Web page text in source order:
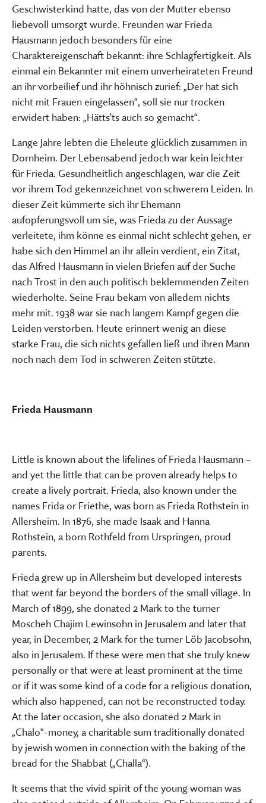
Geschwisterkind hatte, das von der Mutter ebenso
liebevoll umsorgt wurde. Freunden war Frieda
Hausmann jedoch besonders für eine
Charaktereigenschaft bekannt: ihre Schlagfertigkeit. Als
einmal ein Bekannter mit einem unverheirateten Freund
an ihr vorbeilief und ihr höhnisch zurief: „Der hat sich
nicht mit Frauen eingelassen“, soll sie nur trocken
erwidert haben: „Hätts’ts auch so gemacht“.
Lange Jahre lebten die Eheleute glücklich zusammen in
Dornheim. Der Lebensabend jedoch war kein leichter
für Frieda. Gesundheitlich angeschlagen, war die Zeit
vor ihrem Tod gekennzeichnet von schwerem Leiden. In
dieser Zeit kümmerte sich ihr Ehemann
aufopferungsvoll um sie, was Frieda zu der Aussage
verleitete, ihm könne es einmal nicht schlecht gehen, er
habe sich den Himmel an ihr allein verdient, ein Zitat,
das Alfred Hausmann in vielen Briefen auf der Suche
nach Trost in den auch politisch beklemmenden Zeiten
wiederholte. Seine Frau bekam von alledem nichts
mehr mit. 1938 war sie nach langem Kampf gegen die
Leiden verstorben. Heute erinnert wenig an diese
starke Frau, die sich nichts gefallen ließ und ihren Mann
noch nach dem Tod in schweren Zeiten stützte.
Frieda Hausmann
Little is known about the lifelines of Frieda Hausmann –
and yet the little that can be proven already helps to
create a lively portrait. Frieda, also known under the
names Frida or Friethe, was born as Frieda Rothstein in
Allersheim. In 1876, she made Isaak and Hanna
Rothstein, a born Rothfeld from Urspringen, proud
parents.
Frieda grew up in Allersheim but developed interests
that went far beyond the borders of the small village. In
March of 1899, she donated 2 Mark to the turner
Moscheh Chajim Lewinsohn in Jerusalem and later that
year, in December, 2 Mark for the turner Löb Jacobsohn,
also in Jerusalem. If these were men that she truly knew
personally or that were at least prominent at the time
or if it was some kind of a code for a religious donation,
which also happened, can not be reconstructed today.
At the later occasion, she also donated 2 Mark in
„Chalo“-money, a charitable sum traditionally donated
by jewish women in connection with the baking of the
bread for the Shabbat („Challa“).
It seems that the vivid spirit of the young woman was